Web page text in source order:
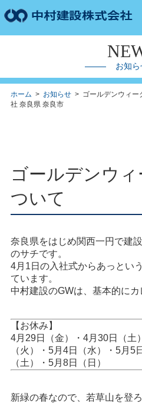
お知ら
ホーム > お知らせ> ゴールデンウィー
社 奈良県 奈良市
ゴールデンウ
ついて
奈良県をはじめ関西一円で建
のサチです。
4月1日の入社式からあっとい
ています。
中村建設のGWは、基本的にカ
【お休み】
4月29日（金）・4月30日（土
（火）・5月4日（水）・5月5
（土）・5月8日（日）
新緑の春なので、若草山を登